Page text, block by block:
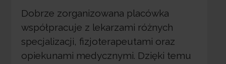
Dobrze zorganizowana placówka
współpracuje z lekarzami różnych
specjalizacji, fizjoterapeutami oraz
opiekunami medycznymi. Dzięki temu